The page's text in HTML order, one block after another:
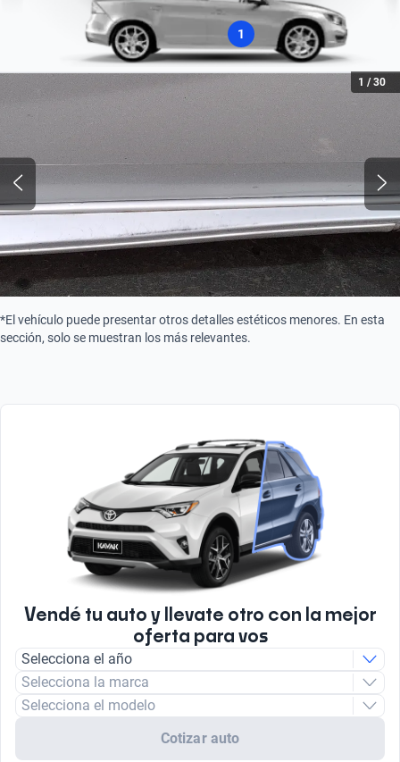
1
1 /30
*El vehículo puede presentar otros detalles estéticos menores. En esta
sección, solo se muestran los más relevantes.
Vendé tu auto y llevate otro con la mejor
oferta para vos
Selecciona el año
Selecciona la marca
Selecciona el modelo
Cotizar auto